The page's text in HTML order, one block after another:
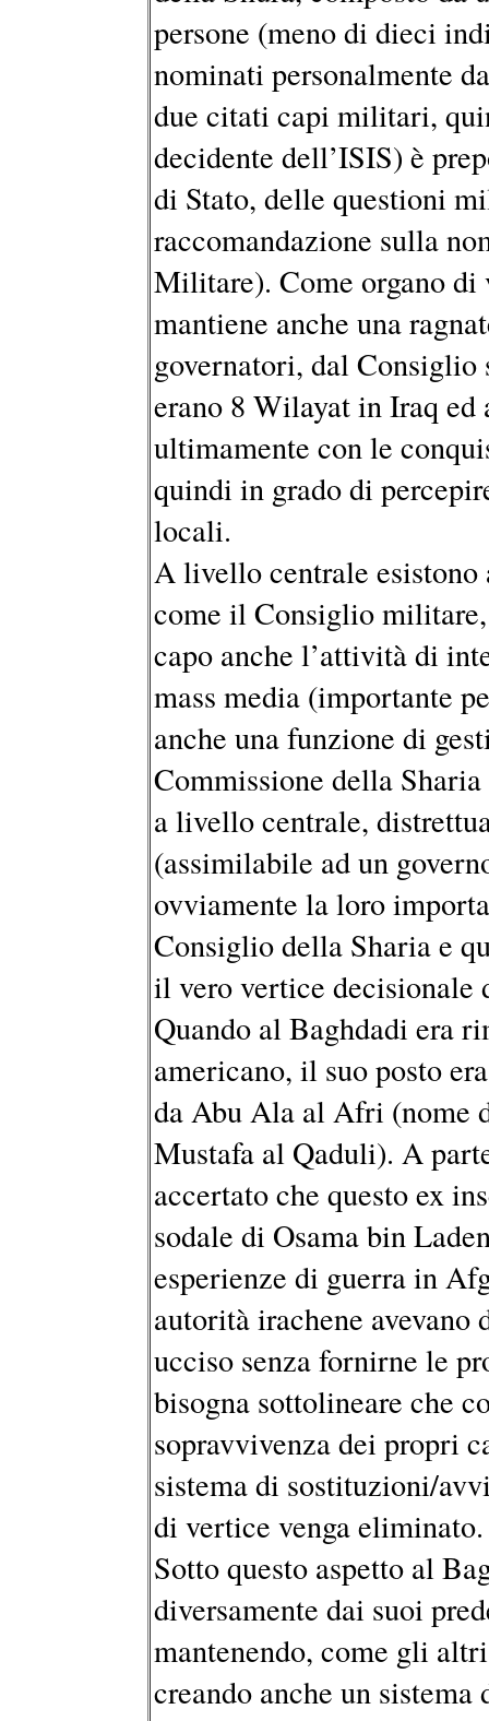
persone (meno di dieci
nominati personalmente
due citati capi militari,
decidente dell’ISIS) è
di Stato, delle questioni
raccomandazione sulla
Militare). Come organo
mantiene anche una
governatori, dal
erano 8 Wilayat in Iraq
ultimamente con le
quindi in grado di
locali.
A livello centrale
come il Consiglio
capo anche l’attività di
mass media (importante
anche una funzione di
Commissione della
a livello centrale,
(assimilabile ad un
ovviamente la loro
Consiglio della Sharia e
il vero vertice decisionale
Quando al Baghdadi era
americano, il suo posto
da Abu Ala al Afri (nome
Mustafa al Qaduli). A
accertato che questo ex
sodale di Osama bin
esperienze di guerra in
autorità irachene
ucciso senza fornirne le
bisogna sottolineare che
sopravvivenza dei propri
sistema di sostituzioni/
di vertice venga eliminato.
Sotto questo aspetto al
diversamente dai suoi
mantenendo, come gli
creando anche un